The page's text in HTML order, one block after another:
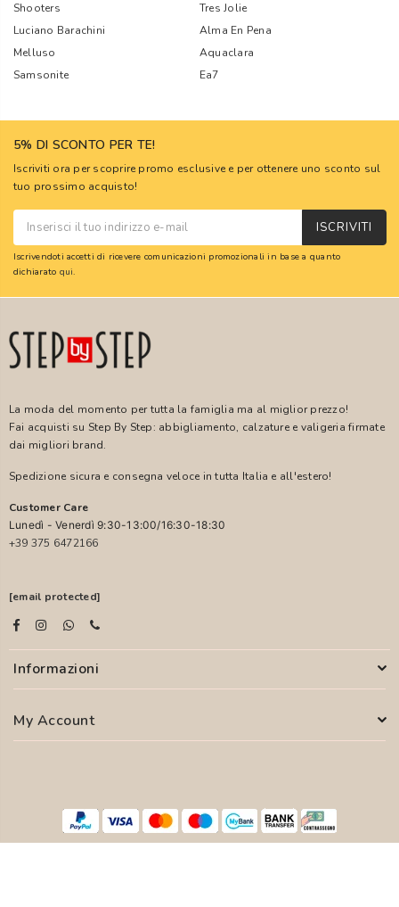
Shooters
Tres Jolie
Luciano Barachini
Alma En Pena
Melluso
Aquaclara
Samsonite
Ea7
5% DI SCONTO PER TE!
Iscriviti ora per scoprire promo esclusive e per ottenere uno sconto sul
tuo prossimo acquisto!
ISCRIVITI
Iscrivendoti accetti di ricevere comunicazioni promozionali in base a quanto
dichiarato qui.
La moda del momento per tutta la famiglia ma al miglior prezzo!
Fai acquisti su Step By Step: abbigliamento, calzature e valigeria firmate
dai migliori brand.
Spedizione sicura e consegna veloce in tutta Italia e all'estero!
Customer Care
Lunedì - Venerdì 9:30-13:00/16:30-18:30
+39 375 6472166
[email protected]
Informazioni
My Account